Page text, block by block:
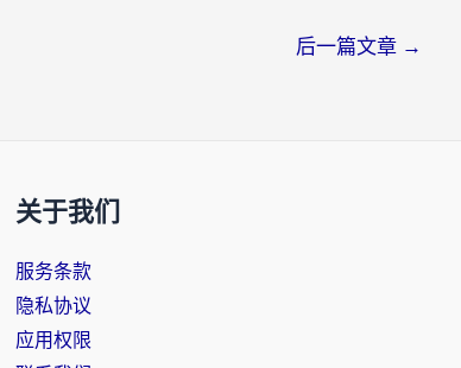
后一篇文章 →
关于我们
服务条款
隐私协议
应用权限